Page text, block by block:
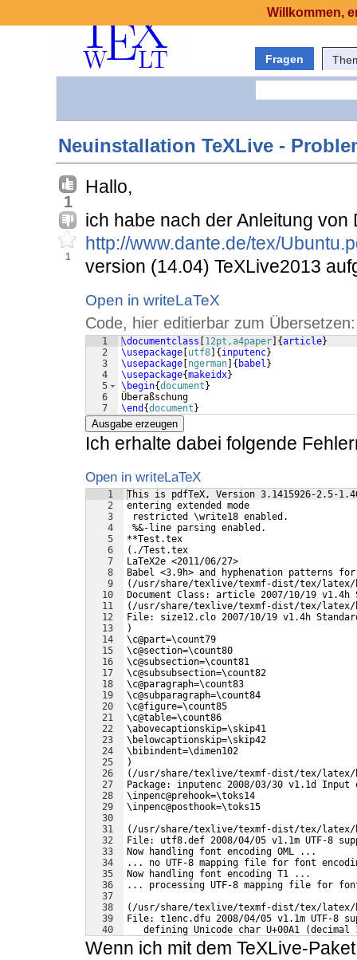
Fragen
Neuinstallation TeXLive -
1
1
Hallo,
ich habe nach der Anleitung von
http://www.dante.de/tex/
version (14.04) TeXLive2013
Open in writeLaTeX
Code, hier editierbar zum Übersetzen:
1
2
3
4
5
6
7
\documentclass 12pt,a4paper {article}
\usepackage utf8 { inputenc}
\usepackage ngerman { babel }
\usepackage{makeidx}
\begin{document }
Überaßschung
\end {document }
Ausgabe erzeugen
Ich erhalte dabei folgende
Open in writeLaTeX
1
2
3
4
5
6
7
8
9
10
11
12
13
14
15
16
17
18
19
20
21
22
23
24
25
26
27
28
29
30
31
32
33
34
35
36
37
38
39
40
41
This is pdfTeX, Version 3.1415926-2.5-
entering extended mode
restricted \write18 enabled.
%&-line parsing enabled.
**Test.tex
(./Test.tex
LaTeX2e <2011/06/27>
Babel <3.9h> and hyphenation patterns
(/usr/share/texlive/texmf-dist/tex/
Document Class: article 2007/10/19 v1.4h
(/usr/share/texlive/texmf-dist/tex/latex/
File: size12.clo 2007/10/19 v1.4h
)
\c@part=\count79
\c@section=\count80
\c@subsection=\count81
\c@subsubsection=\count82
\c@paragraph=\count83
\c@subparagraph=\count84
\c@figure=\count85
\c@table=\count86
\abovecaptionskip=\skip41
\belowcaptionskip=\skip42
\bibindent=\dimen102
)
(/usr/share/texlive/texmf-dist/tex/latex/
Package: inputenc 2008/03/30 v1.1d
\inpenc@prehook=\toks14
\inpenc@posthook=\toks15
(/usr/share/texlive/texmf-dist/tex/latex/
File: utf8.def 2008/04/05 v1.1m UTF-8
Now handling font encoding OML ...
... no UTF-8 mapping file for font
Now handling font encoding T1 ...
... processing UTF-8 mapping file for
(/usr/share/texlive/texmf-dist/tex/latex/
File: t1enc.dfu 2008/04/05 v1.1m UTF-8
defining Unicode char U+00A1 (decimal
defining Unicode char U+00A3 (decimal
Wenn ich mit dem TeXLive-
Willkommen,